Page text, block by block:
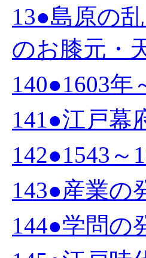
13●島原の
のお膝元・
140●1603年
141●江戸幕
142●1543～
143●産業の
144●学問の